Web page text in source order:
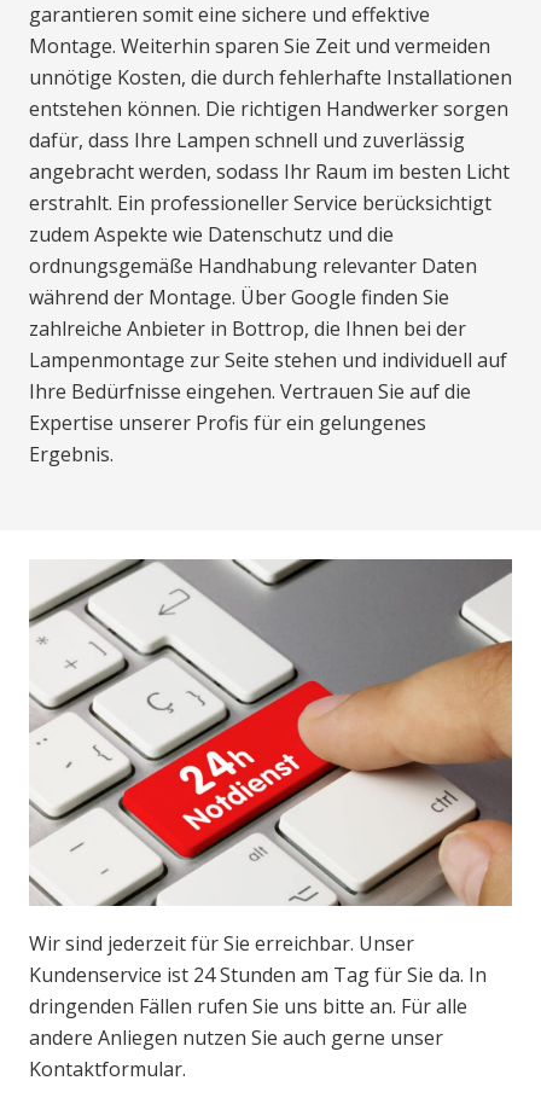
garantieren somit eine sichere und effektive
Montage. Weiterhin sparen Sie Zeit und vermeiden
unnötige Kosten, die durch fehlerhafte Installationen
entstehen können. Die richtigen Handwerker sorgen
dafür, dass Ihre Lampen schnell und zuverlässig
angebracht werden, sodass Ihr Raum im besten Licht
erstrahlt. Ein professioneller Service berücksichtigt
zudem Aspekte wie Datenschutz und die
ordnungsgemäße Handhabung relevanter Daten
während der Montage. Über Google finden Sie
zahlreiche Anbieter in Bottrop, die Ihnen bei der
Lampenmontage zur Seite stehen und individuell auf
Ihre Bedürfnisse eingehen. Vertrauen Sie auf die
Expertise unserer Profis für ein gelungenes
Ergebnis.
Wir sind jederzeit für Sie erreichbar. Unser
Kundenservice ist 24 Stunden am Tag für Sie da. In
dringenden Fällen rufen Sie uns bitte an. Für alle
andere Anliegen nutzen Sie auch gerne unser
Kontaktformular.